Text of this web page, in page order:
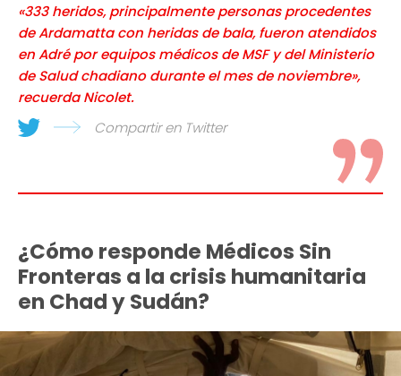
«333 heridos, principalmente personas procedentes
de Ardamatta con heridas de bala, fueron atendidos
en Adré por equipos médicos de MSF y del Ministerio
de Salud chadiano durante el mes de noviembre»,
recuerda Nicolet.
Compartir en Twitter
¿Cómo responde Médicos Sin
Fronteras a la crisis humanitaria
en Chad y Sudán?